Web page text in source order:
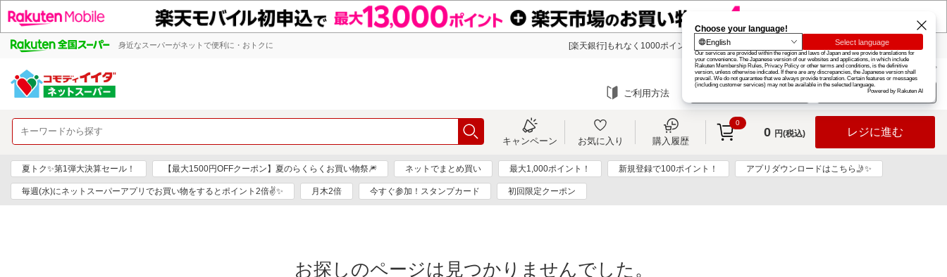
身近なスーパーがネットで便利に・おトクに [楽天銀行]もれなく1000ポイント 楽天グループ カード
お知らせ ヘルプ
ご利用方法 ログイン
キャンペーン お気に入り 購入履歴
0
0 円(税込) レジに進む
夏トク✨第1弾大決算セール！ 【最大1500円OFFクーポン】夏のらくらくお買い物祭🎆 ネットでまとめ買い 最大1,000ポイント！ 新規登録で100ポイント！ アプリダウンロードはこちら🤳✨
毎週(水)にネットスーパーアプリでお買い物をするとポイント2倍✌✨ 月木2倍 今すぐ参加！スタンプカード 初回限定クーポン
お探しのページは見つかりませんでした。